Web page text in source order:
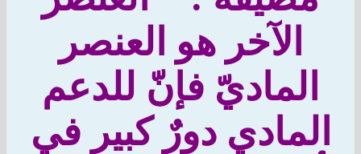
الآخر هو العنصر
فإنّ للدعم
دورٌ كبير في